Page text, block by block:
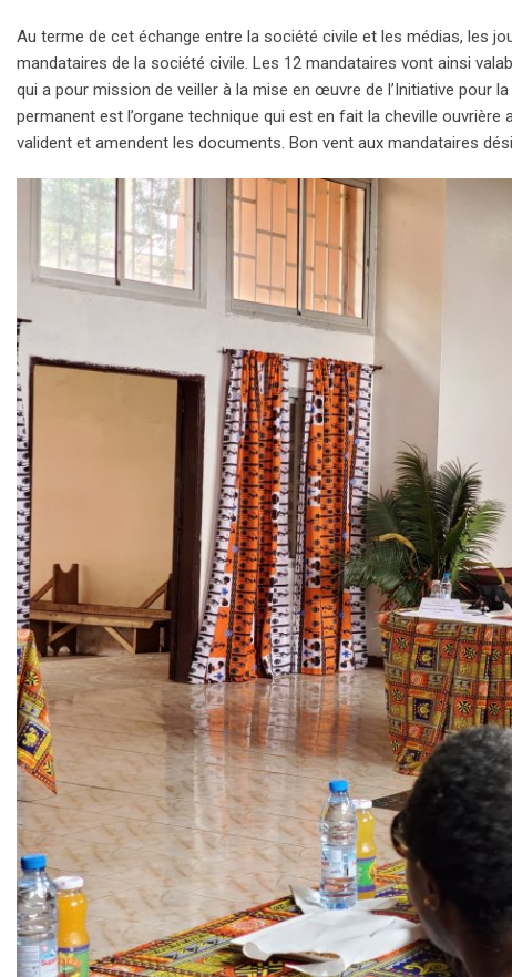
Au terme de cet échange entre la société civile et les médias, les
mandataires de la société civile. Les 12 mandataires vont ainsi
qui a pour mission de veiller à la mise en œuvre de l’Initiative pour
permanent est l’organe technique qui est en fait la cheville
valident et amendent les documents. Bon vent aux mandataires